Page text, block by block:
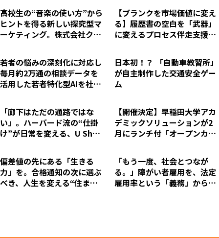
常識
高校生の“音楽の使い方”から
ヒントを得る新しい探究型マ
ーケティング。株式会社クロ
けに、Z世代と“音と感覚”の
関係を探る学びの場をスター
ト
【ブランクを市場価値に変え
る】履歴書の空白を「武器」
に変えるプロセス伴走支援
存在意義を見つける新しいW
ell-beingサービス
若者の悩みの深刻化に対応し
毎月約2万通の相談データを
活用した若者特化型AIを社会
日本初！？ 「自動車教習所」
が自主制作した交通安全ゲー
ム
「廊下はただの通路ではな
い」。ハーバード流の“仕掛
け”が日常を変える、U Shar
つの原則
【開催決定】早稲田大学アカ
デミックソリューションが2
月にランチ付「オープンカン
偏差値の先にある「生きる
力」を。合格通知の次に選ぶ
べき、人生を変える“住まい
「もう一度、社会とつなが
る。」障がい者雇用を、法定
雇用率という「義務」から